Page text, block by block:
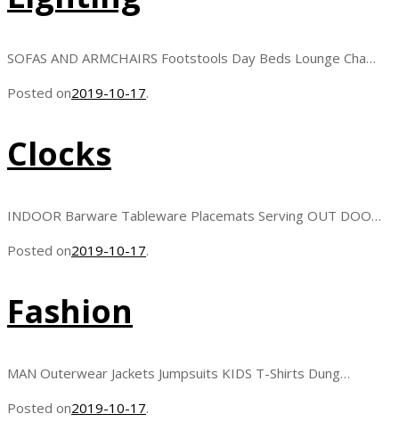
SOFAS AND ARMCHAIRS Footstools Day Beds Lounge Cha…
Posted on2019-10-17.
Clocks
INDOOR Barware Tableware Placemats Serving OUT DOO…
Posted on2019-10-17.
Fashion
MAN Outerwear Jackets Jumpsuits KIDS T-Shirts Dung…
Posted on2019-10-17.